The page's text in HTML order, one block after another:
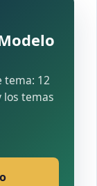
tema: 12
los temas